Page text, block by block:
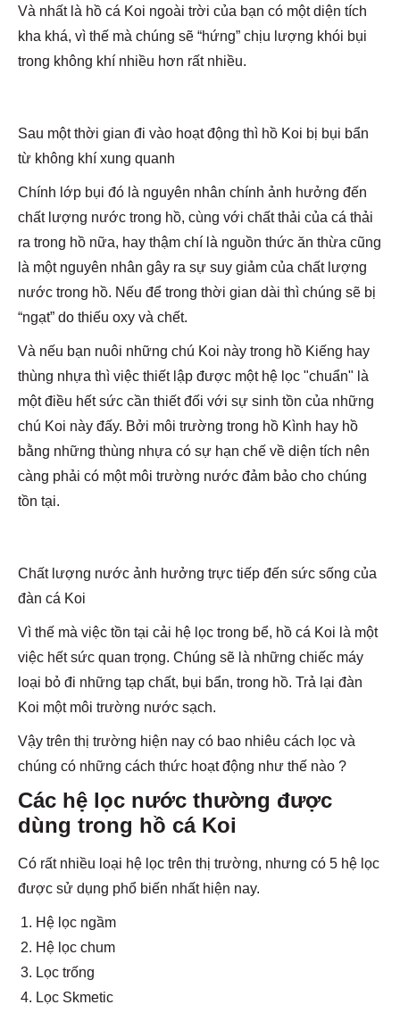
Và nhất là hồ cá Koi ngoài trời của bạn có một diện tích
kha khá, vì thế mà chúng sẽ “hứng” chịu lượng khói bụi
trong không khí nhiều hơn rất nhiều.
Sau một thời gian đi vào hoạt động thì hồ Koi bị bụi bẩn
từ không khí xung quanh
Chính lớp bụi đó là nguyên nhân chính ảnh hưởng đến
chất lượng nước trong hồ, cùng với chất thải của cá thải
ra trong hồ nữa, hay thậm chí là nguồn thức ăn thừa cũng
là một nguyên nhân gây ra sự suy giảm của chất lượng
nước trong hồ. Nếu để trong thời gian dài thì chúng sẽ bị
“ngạt” do thiếu oxy và chết.
Và nếu bạn nuôi những chú Koi này trong hồ Kiếng hay
thùng nhựa thì việc thiết lập được một hệ lọc "chuẩn" là
một điều hết sức cần thiết đối với sự sinh tồn của những
chú Koi này đấy. Bởi môi trường trong hồ Kình hay hồ
bằng những thùng nhựa có sự hạn chế về diện tích nên
càng phải có một môi trường nước đảm bảo cho chúng
tồn tại.
Chất lượng nước ảnh hưởng trực tiếp đến sức sống của
đàn cá Koi
Vì thế mà việc tồn tại cải hệ lọc trong bể, hồ cá Koi là một
việc hết sức quan trọng. Chúng sẽ là những chiếc máy
loại bỏ đi những tạp chất, bụi bẩn, trong hồ. Trả lại đàn
Koi một môi trường nước sạch.
Vậy trên thị trường hiện nay có bao nhiêu cách lọc và
chúng có những cách thức hoạt động như thế nào ?
Các hệ lọc nước thường được
dùng trong hồ cá Koi
Có rất nhiều loại hệ lọc trên thị trường, nhưng có 5 hệ lọc
được sử dụng phổ biến nhất hiện nay.
Hệ lọc ngầm
Hệ lọc chum
Lọc trống
Lọc Skmetic